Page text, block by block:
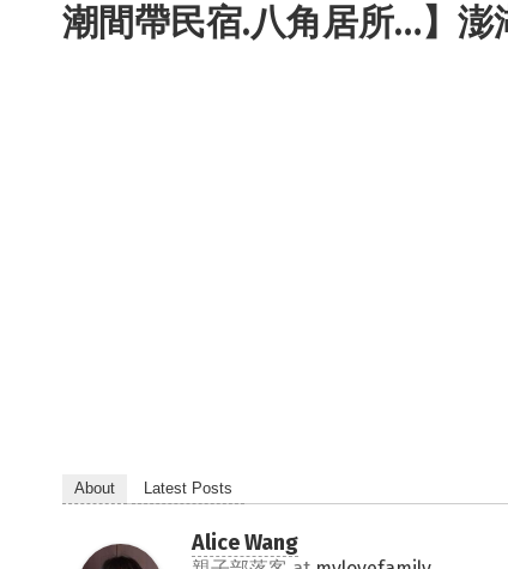
潮間帶民宿.八角居所…】澎
About Latest Posts
Alice Wang